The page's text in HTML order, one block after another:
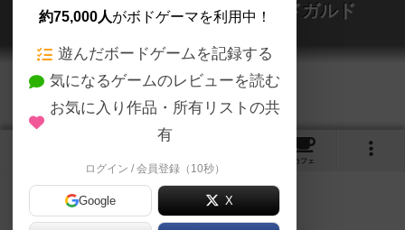
チャンピオンズ・オブ・ミッドガルド
Champions of Midgard
カフェ
約75,000人がボドゲーマを利用中！
遊んだボードゲームを記録する
気になるゲームのレビューを読む
お気に入り作品・所有リストの共
有
ログイン / 会員登録（10秒）
Google X